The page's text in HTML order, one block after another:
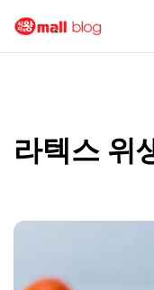
식자재왕
그
언제 어디서나 식
라텍스 위